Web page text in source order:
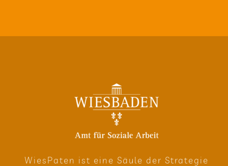
Wie­sPa­ten ist eine Säule der Stra­te­gie